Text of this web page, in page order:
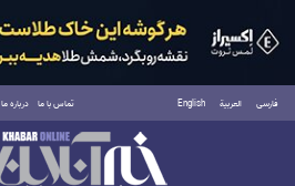
فارسی العربية English تماس با ما درباره ما
پنجشنبه ۱۵ مرداد ۱۴۰۵